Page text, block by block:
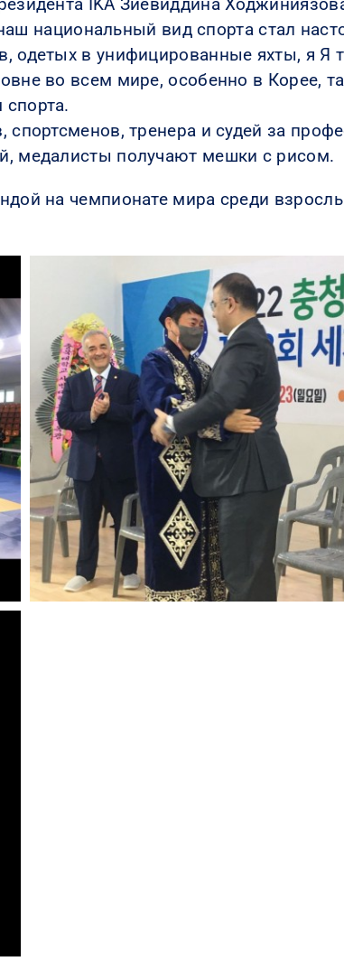
национальный вид спорта стал
одетых в унифицированные яхты, я Я
во всем мире, особенно в Корее,
спортсменов, тренера и судей за
медалисты получают мешки с рисом.
на чемпионате мира среди